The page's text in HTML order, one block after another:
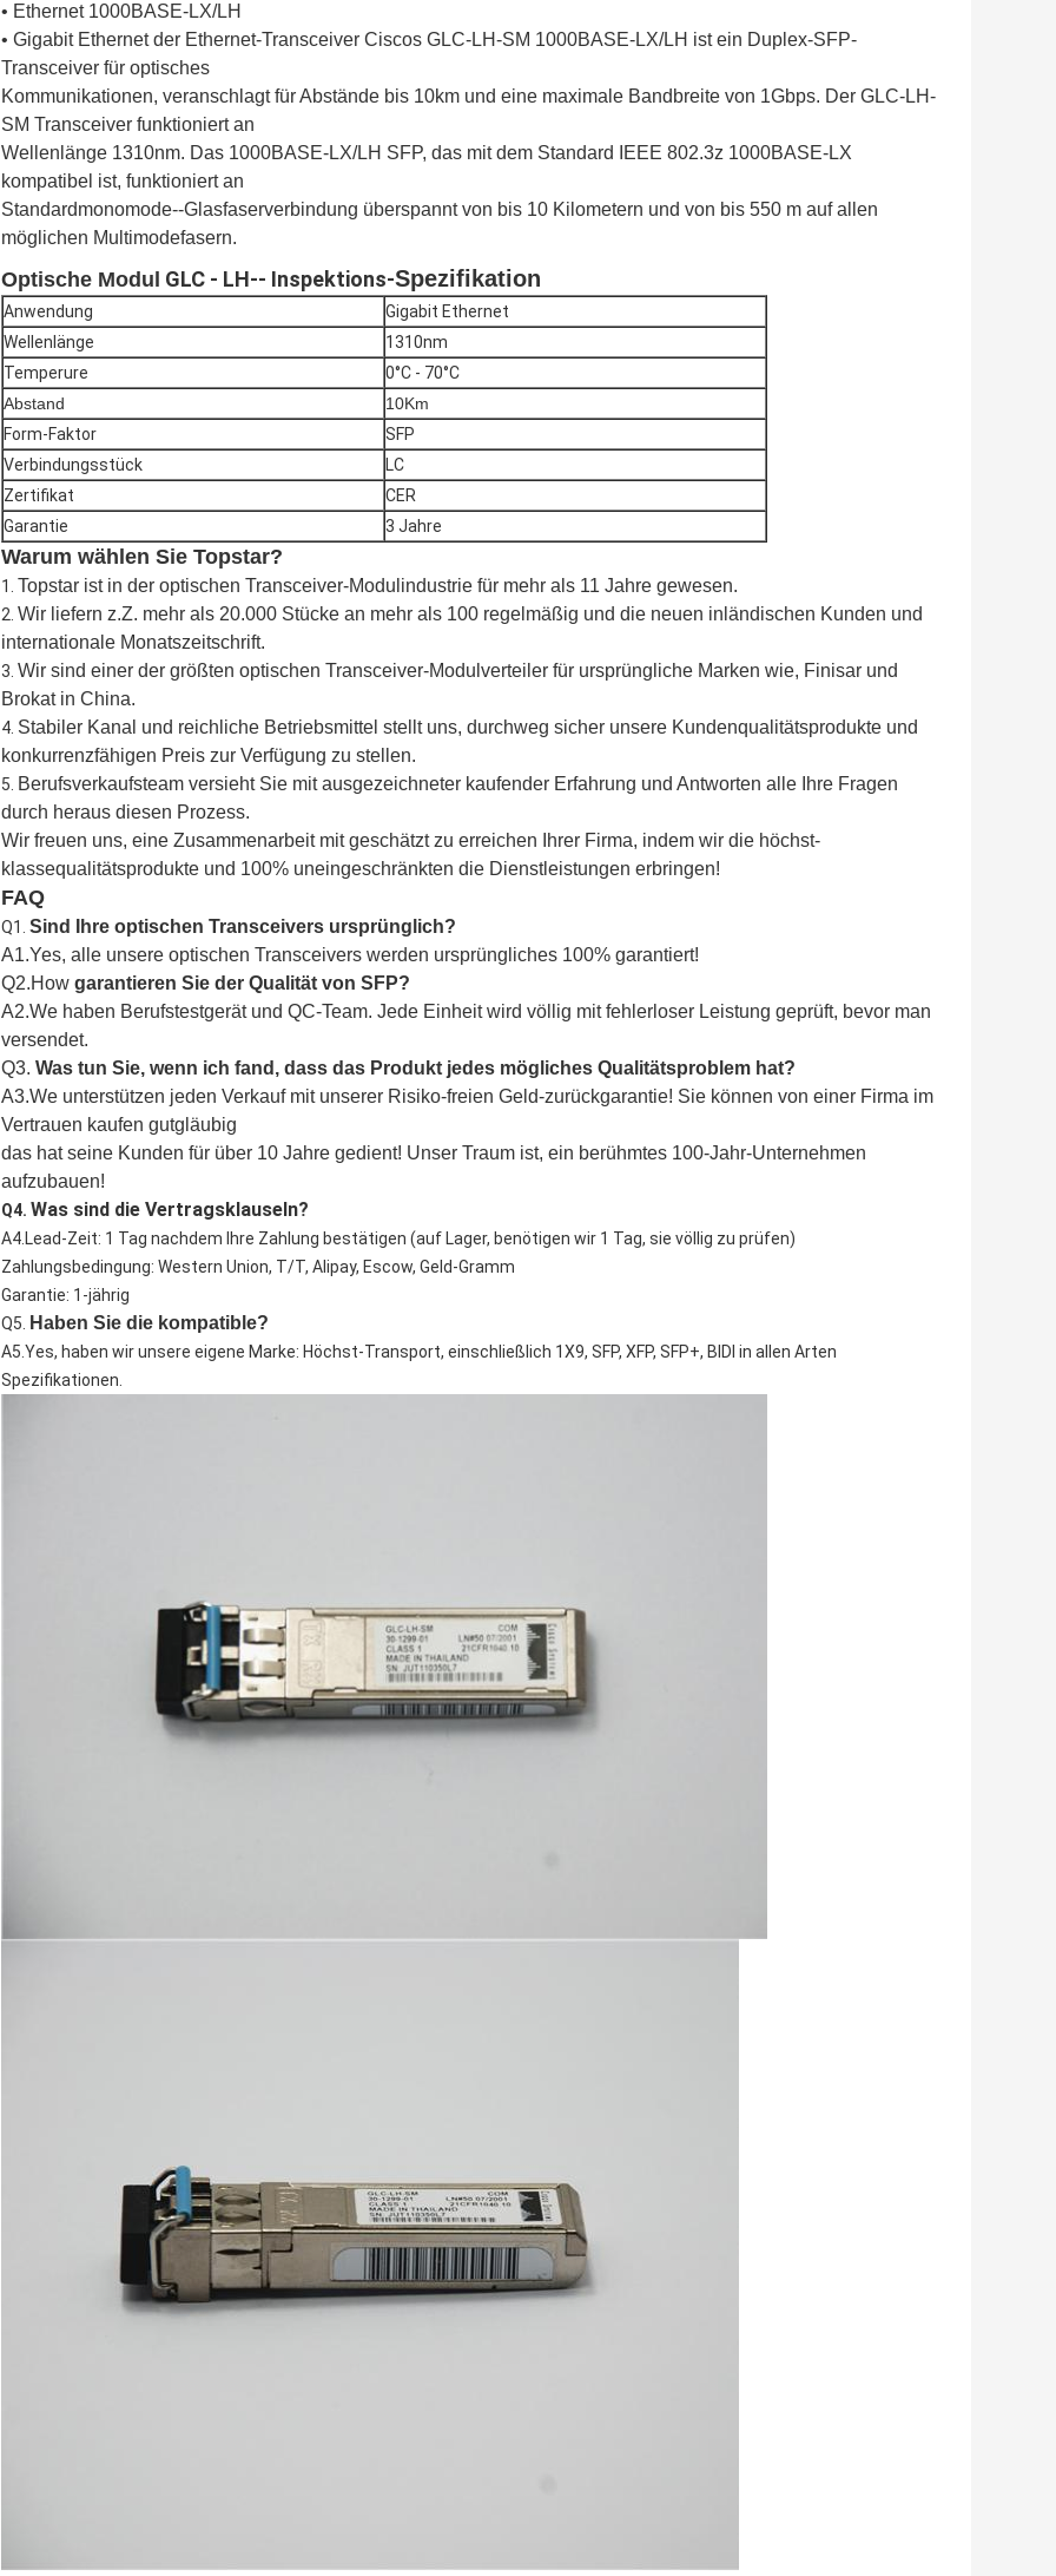
• Ethernet 1000BASE-LX/LH
• Gigabit Ethernet der Ethernet-Transceiver Ciscos GLC-LH-SM 1000BASE-LX/LH ist ein Duplex-SFP-
Transceiver für optisches
Kommunikationen, veranschlagt für Abstände bis 10km und eine maximale Bandbreite von 1Gbps. Der GLC-LH-
SM Transceiver funktioniert an
Wellenlänge 1310nm. Das 1000BASE-LX/LH SFP, das mit dem Standard IEEE 802.3z 1000BASE-LX
kompatibel ist, funktioniert an
Standardmonomode--Glasfaserverbindung überspannt von bis 10 Kilometern und von bis 550 m auf allen
möglichen Multimodefasern.
Optische Modul GLC ‐ LH-‐ Inspektions-Spezifikation
Anwendung
Gigabit Ethernet
Wellenlänge
1310nm
Temperure
0°C - 70°C
Abstand
10Km
Form-Faktor
SFP
Verbindungsstück
LC
Zertifikat
CER
Garantie
3 Jahre
Warum wählen Sie Topstar?
1. Topstar ist in der optischen Transceiver-Modulindustrie für mehr als 11 Jahre gewesen.
2. Wir liefern z.Z. mehr als 20.000 Stücke an mehr als 100 regelmäßig und die neuen inländischen Kunden und
internationale Monatszeitschrift.
3. Wir sind einer der größten optischen Transceiver-Modulverteiler für ursprüngliche Marken wie, Finisar und
Brokat in China.
4. Stabiler Kanal und reichliche Betriebsmittel stellt uns, durchweg sicher unsere Kundenqualitätsprodukte und
konkurrenzfähigen Preis zur Verfügung zu stellen.
5. Berufsverkaufsteam versieht Sie mit ausgezeichneter kaufender Erfahrung und Antworten alle Ihre Fragen
durch heraus diesen Prozess.
Wir freuen uns, eine Zusammenarbeit mit geschätzt zu erreichen Ihrer Firma, indem wir die höchst-
klassequalitätsprodukte und 100% uneingeschränkten die Dienstleistungen erbringen!
FAQ
Q1. Sind Ihre optischen Transceivers ursprünglich?
A1.Yes, alle unsere optischen Transceivers werden ursprüngliches 100% garantiert!
Q2.How garantieren Sie der Qualität von SFP?
A2.We haben Berufstestgerät und QC-Team. Jede Einheit wird völlig mit fehlerloser Leistung geprüft, bevor man
versendet.
Q3. Was tun Sie, wenn ich fand, dass das Produkt jedes mögliches Qualitätsproblem hat?
A3.We unterstützen jeden Verkauf mit unserer Risiko-freien Geld-zurückgarantie! Sie können von einer Firma im
Vertrauen kaufen gutgläubig
das hat seine Kunden für über 10 Jahre gedient! Unser Traum ist, ein berühmtes 100-Jahr-Unternehmen
aufzubauen!
Q4. Was sind die Vertragsklauseln?
A4.Lead-Zeit: 1 Tag nachdem Ihre Zahlung bestätigen (auf Lager, benötigen wir 1 Tag, sie völlig zu prüfen)
Zahlungsbedingung: Western Union, T/T, Alipay, Escow, Geld-Gramm
Garantie: 1-jährig
Q5. Haben Sie die kompatible?
A5.Yes, haben wir unsere eigene Marke: Höchst-Transport, einschließlich 1X9, SFP, XFP, SFP+, BIDI in allen Arten
Spezifikationen.